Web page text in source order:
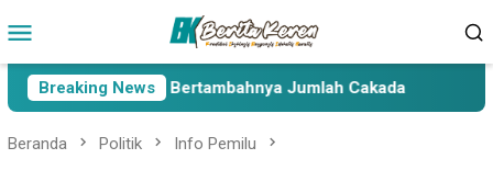
ke
Mobile
Breaking News
Paslon Pasca Bertambahnya Jumlah Cakada
Beranda Politik Info Pemilu